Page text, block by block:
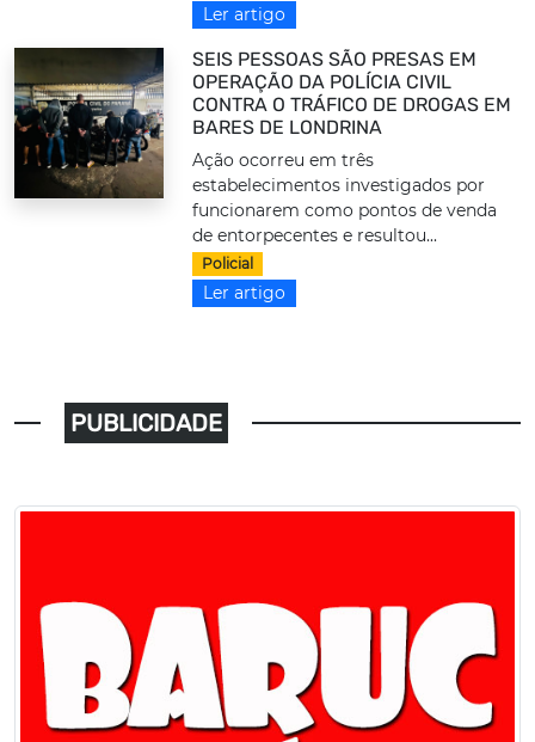
Ler artigo
SEIS PESSOAS SÃO PRESAS EM
OPERAÇÃO DA POLÍCIA CIVIL
CONTRA O TRÁFICO DE DROGAS EM
BARES DE LONDRINA
Ação ocorreu em três
estabelecimentos investigados por
funcionarem como pontos de venda
de entorpecentes e resultou...
Policial
Ler artigo
PUBLICIDADE